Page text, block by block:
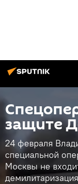
защите
24 февраля
специальной
Москвы не